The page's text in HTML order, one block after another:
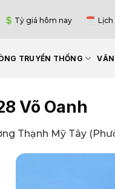
Tỷ giá hôm nay Lịch
TRUYỀN THỐNG
Võ Oanh
Thạnh Mỹ Tây